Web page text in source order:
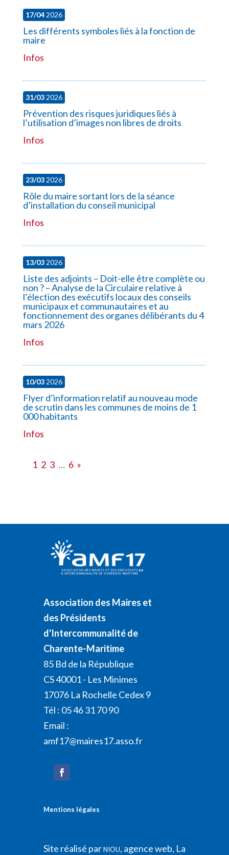
17/042026
Les différents symboles liés à la fonction de
maire
Infos
31/032026
Prévention des risques juridiques liés à
l’utilisation d’images non libres de droits
Infos
23/032026
Rôle du maire sortant lors de la séance
d’installation du conseil municipal
Infos
13/032026
Liste des adjoints – Doit-elle être complète ou
non ? – Analyse de la Circulaire relative à
l’élection des exécutifs locaux des conseils
municipaux et communautaires et au
fonctionnement des organes délibérants du 4
mars 2026
Infos
10/032026
Flyer d’information relatif au nouveau mode
de scrutin dans les communes de moins de 1
000 habitants
Infos
1 2 3 … 6 »
Association des Maires et
des Présidents
d'Intercommunalité de
Charente-Maritime
85 Bd de la République
CS 40001 - Les Minimes
17076 La Rochelle Cedex 9
Tél : 05 46 31 70 90
Email :
amf17@maires17.asso.fr
Mentions légales
Site réalisé parNIOU, agence web, La